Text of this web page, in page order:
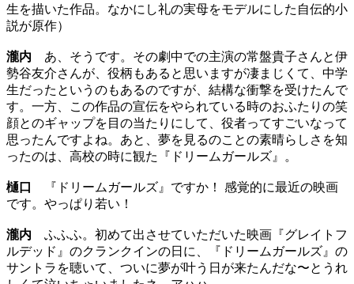
生を描いた作品。なかにし礼の実母をモデルにした自伝的小
説が原作）
瀧内 あ、そうです。その劇中での主演の常盤貴子さんと伊
勢谷友介さんが、役柄もあると思いますが凄まじくて、中学
生だったというのもあるのですが、結構な衝撃を受けたんで
す。一方、この作品の宣伝をやられている時のおふたりの笑
顔とのギャップを目の当たりにして、役者ってすごいなって
思ったんですよね。あと、夢を見るのことの素晴らしさを知
ったのは、高校の時に観た『ドリームガールズ』。
樋口
『ドリームガールズ』ですか！ 感覚的に最近の映画
です。やっぱり若い！
瀧内 ふふふ。初めて出させていただいた映画『グレイトフ
ルデッド』のクランクインの日に、『ドリームガールズ』の
サントラを聴いて、ついに夢が叶う日が来たんだな〜とうれ